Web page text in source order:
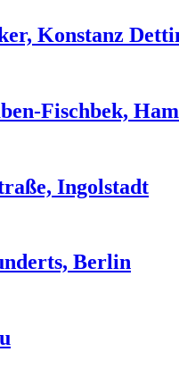
Konstanz
Fischbek,
Ingolstadt
Berlin